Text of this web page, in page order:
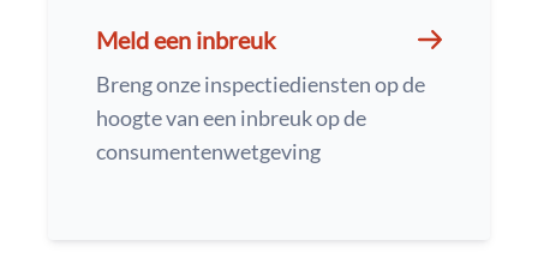
Meld een inbreuk
Breng onze inspectiediensten op de
hoogte van een inbreuk op de
consumentenwetgeving